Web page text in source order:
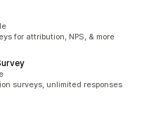
for attribution, NPS, & more
surveys, unlimited responses